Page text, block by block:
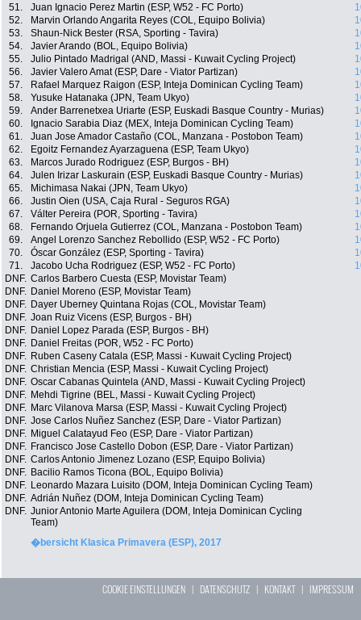
51.
Juan Ignacio Perez Martin (ESP, W52 - FC Porto)
52.
Marvin Orlando Angarita Reyes (COL, Equipo Bolivia)
53.
Shaun-Nick Bester (RSA, Sporting - Tavira)
54.
Javier Arando (BOL, Equipo Bolivia)
55.
Julio Pintado Madrigal (AND, Massi - Kuwait Cycling Project)
56.
Javier Valero Amat (ESP, Dare - Viator Partizan)
57.
Rafael Marquez Raigon (ESP, Inteja Dominican Cycling Team)
58.
Yusuke Hatanaka (JPN, Team Ukyo)
59.
Ander Barrenetxea Uriarte (ESP, Euskadi Basque Country - Murias)
60.
Ignacio Sarabia Diaz (MEX, Inteja Dominican Cycling Team)
61.
Juan Jose Amador Castaño (COL, Manzana - Postobon Team)
62.
Egoitz Fernandez Ayarzaguena (ESP, Team Ukyo)
63.
Marcos Jurado Rodriguez (ESP, Burgos - BH)
64.
Julen Irizar Laskurain (ESP, Euskadi Basque Country - Murias)
65.
Michimasa Nakai (JPN, Team Ukyo)
66.
Justin Oien (USA, Caja Rural - Seguros RGA)
67.
Válter Pereira (POR, Sporting - Tavira)
68.
Fernando Orjuela Gutierrez (COL, Manzana - Postobon Team)
69.
Angel Lorenzo Sanchez Rebollido (ESP, W52 - FC Porto)
70.
Óscar González (ESP, Sporting - Tavira)
71.
Jacobo Ucha Rodriguez (ESP, W52 - FC Porto)
DNF. Carlos Barbero Cuesta (ESP, Movistar Team)
DNF. Daniel Moreno (ESP, Movistar Team)
DNF. Dayer Uberney Quintana Rojas (COL, Movistar Team)
DNF. Joan Ruiz Vicens (ESP, Burgos - BH)
DNF. Daniel Lopez Parada (ESP, Burgos - BH)
DNF. Daniel Freitas (POR, W52 - FC Porto)
DNF. Ruben Caseny Catala (ESP, Massi - Kuwait Cycling Project)
DNF. Christian Mencia (ESP, Massi - Kuwait Cycling Project)
DNF. Oscar Cabanas Quintela (AND, Massi - Kuwait Cycling Project)
DNF. Mehdi Tigrine (BEL, Massi - Kuwait Cycling Project)
DNF. Marc Vilanova Marsa (ESP, Massi - Kuwait Cycling Project)
DNF. Jose Carlos Nuñez Sanchez (ESP, Dare - Viator Partizan)
DNF. Miguel Calatayud Feo (ESP, Dare - Viator Partizan)
DNF. Francisco Jose Castello Dobon (ESP, Dare - Viator Partizan)
DNF. Carlos Antonio Jimenez Lozano (ESP, Equipo Bolivia)
DNF. Bacilio Ramos Ticona (BOL, Equipo Bolivia)
DNF. Leonardo Mazara Luisito (DOM, Inteja Dominican Cycling Team)
DNF. Adrián Nuñez (DOM, Inteja Dominican Cycling Team)
DNF. Junior Antonio Marte Aguilera (DOM, Inteja Dominican Cycling
Team)
�bersicht Klasica Primavera (ESP), 2017
COOKIE EINSTELLUNGEN | DATENSCHUTZ | KONTAKT| IMPRESSUM